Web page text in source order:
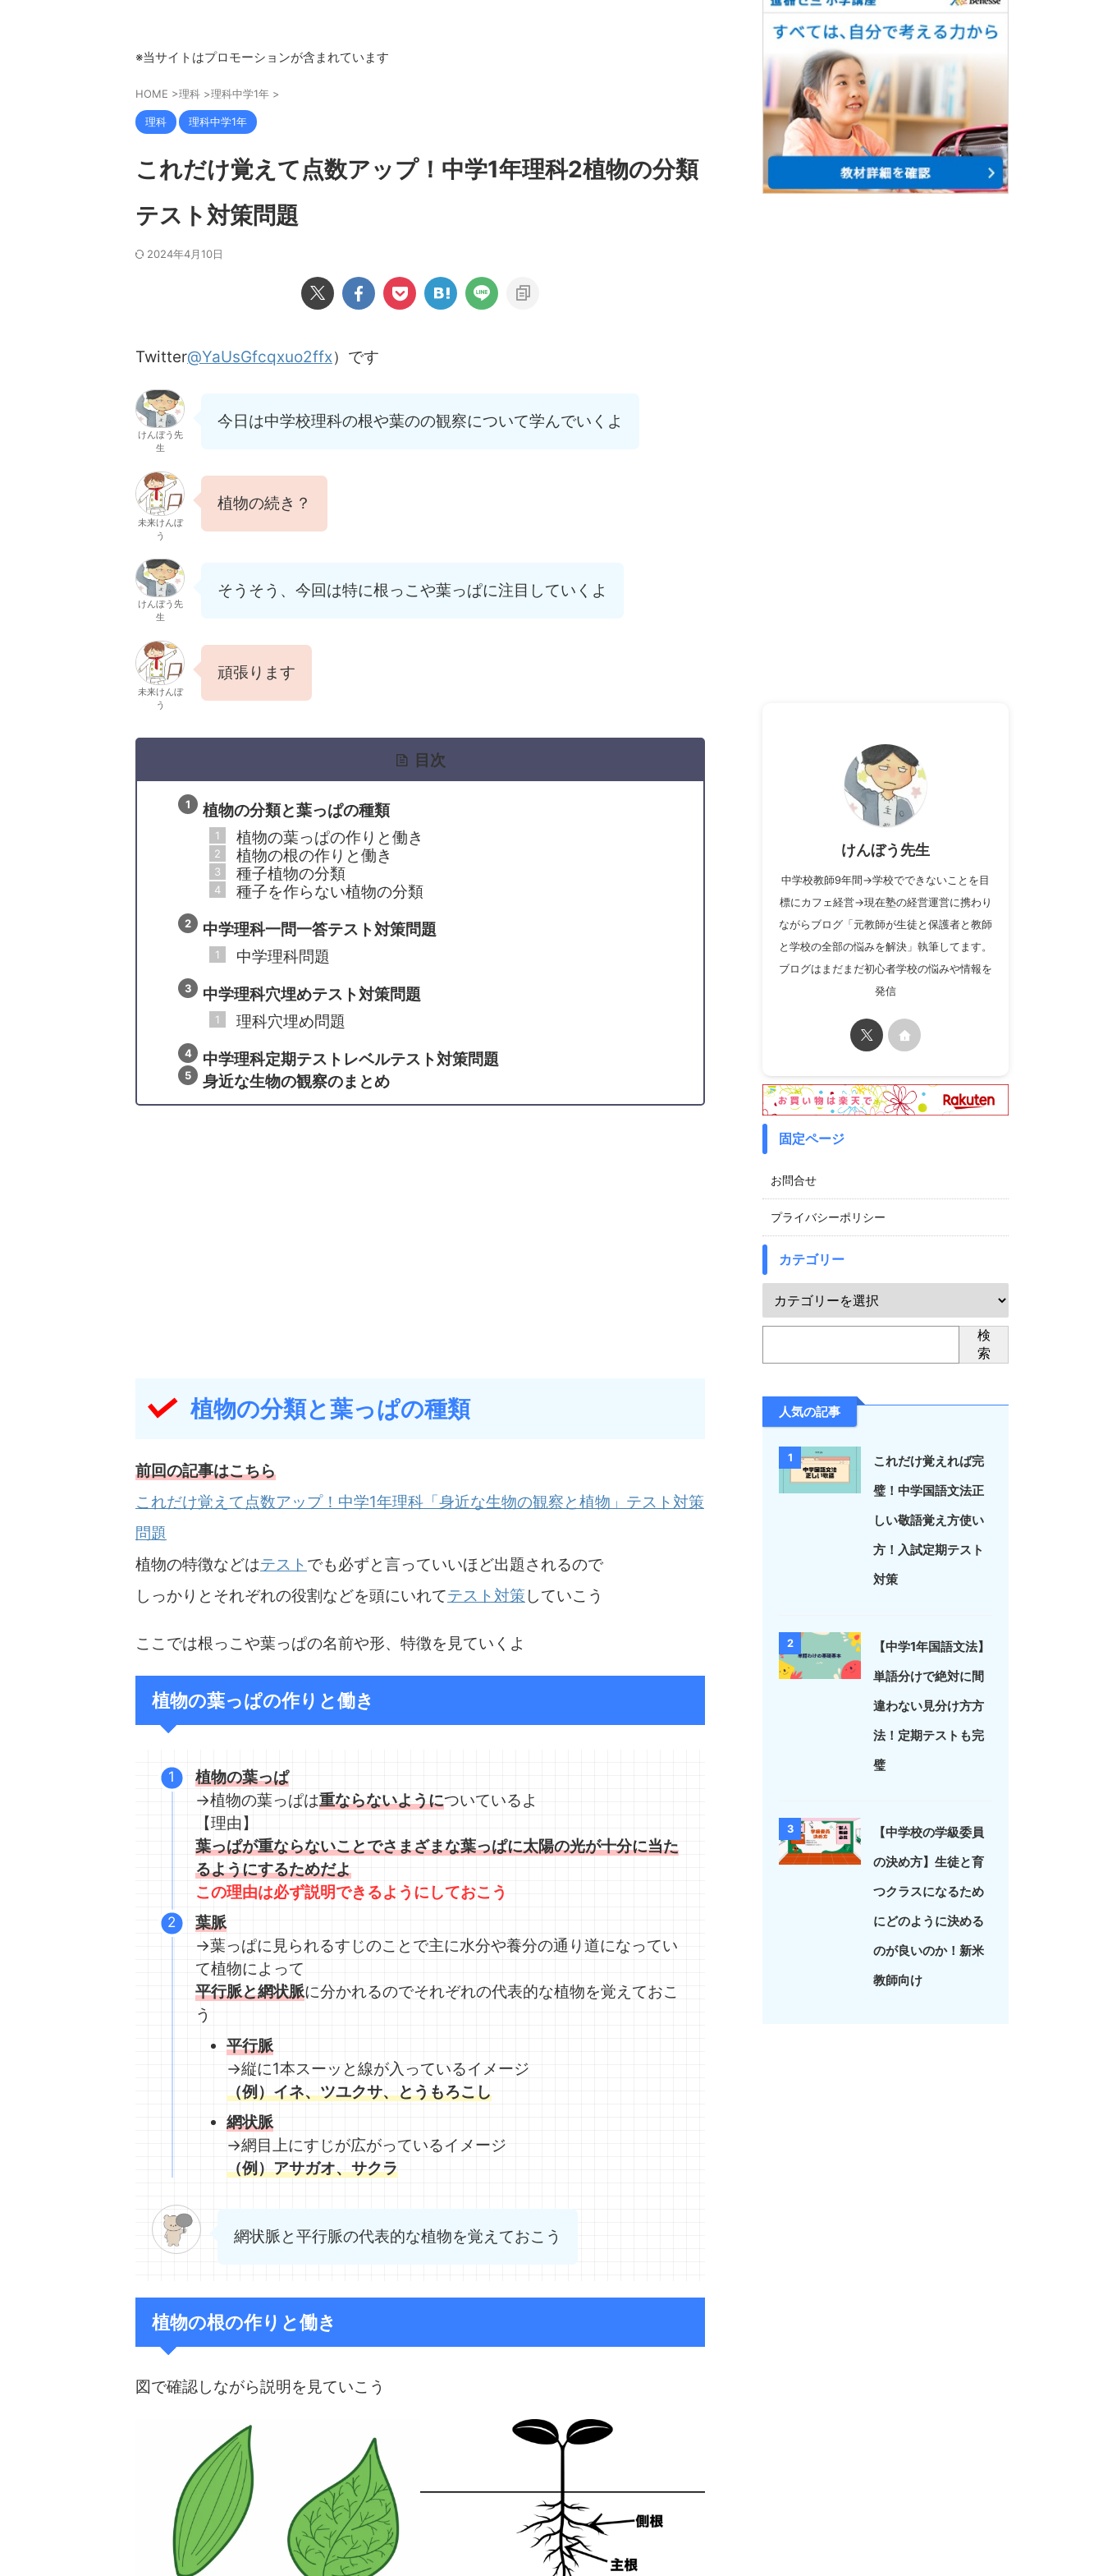
※当サイトはプロモーションが含まれています
HOME >理科 >理科中学1年 >
理科 理科中学1年
これだけ覚えて点数アップ！中学1年理科2植物の分類
テスト対策問題
2024年4月10日
Twitter@YaUsGfcqxuo2ffx）です
けんぼう先
生
今日は中学校理科の根や葉のの観察について学んでいくよ
未来けんぼ
う
植物の続き？
けんぼう先
生
そうそう、今回は特に根っこや葉っぱに注目していくよ
未来けんぼ
う
頑張ります
目次
植物の分類と葉っぱの種類
植物の葉っぱの作りと働き
植物の根の作りと働き
種子植物の分類
種子を作らない植物の分類
中学理科一問一答テスト対策問題
中学理科問題
中学理科穴埋めテスト対策問題
理科穴埋め問題
中学理科定期テストレベルテスト対策問題
身近な生物の観察のまとめ
植物の分類と葉っぱの種類
前回の記事はこちら
これだけ覚えて点数アップ！中学1年理科「身近な生物の観察と植物」テスト対策
問題
植物の特徴などはテスト でも必ずと言っていいほど出題されるので
しっかりとそれぞれの役割などを頭にいれてテスト対策していこう
ここでは根っこや葉っぱの名前や形、特徴を見ていくよ
植物の葉っぱの作りと働き
植物の葉っぱ
→植物の葉っぱは重ならないようについているよ
【理由】
葉っぱが重ならないことでさまざまな葉っぱに太陽の光が十分に当た
るようにするためだよ
この理由は必ず説明できるようにしておこう
葉脈
→葉っぱに見られるすじのことで主に水分や養分の通り道になってい
て植物によって
平行脈と網状脈に分かれるのでそれぞれの代表的な植物を覚えておこ
う
平行脈
→縦に1本スーッと線が入っているイメージ
（例）イネ、ツユクサ、とうもろこし
網状脈
→網目上にすじが広がっているイメージ
（例）アサガオ、サクラ
網状脈と平行脈の代表的な植物を覚えておこう
植物の根の作りと働き
図で確認しながら説明を見ていこう
けんぼう先生
中学校教師9年間→学校でできないことを目
標にカフェ経営→現在塾の経営運営に携わり
ながらブログ「元教師が生徒と保護者と教師
と学校の全部の悩みを解決」執筆してます。
ブログはまだまだ初心者学校の悩みや情報を
発信
固定ページ
お問合せ
プライバシーポリシー
カテゴリー
検
索
人気の記事
1
これだけ覚えれば完
璧！中学国語文法正
しい敬語覚え方使い
方！入試定期テスト
対策
2
【中学1年国語文法】
単語分けで絶対に間
違わない見分け方方
法！定期テストも完
璧
3
【中学校の学級委員
の決め方】生徒と育
つクラスになるため
にどのように決める
のが良いのか！新米
教師向け